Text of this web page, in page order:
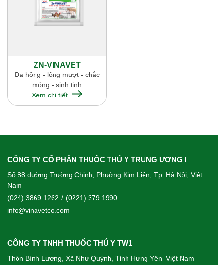
ZN-VINAVET
Da hồng - lông mượt - chắc
móng - sinh tinh
Xem chi tiết
CÔNG TY CỔ PHẦN THUỐC THÚ Y TRUNG ƯƠNG I
Số 88 đường Trường Chinh, Phường Kim Liên, Tp. Hà Nội, Việt
Nam
(024) 3869 1262 / (0221) 379 1990
info@vinavetco.com
CÔNG TY TNHH THUỐC THÚ Y TW1
Thôn Bình Lương, Xã Như Quỳnh, Tỉnh Hưng Yên, Việt Nam